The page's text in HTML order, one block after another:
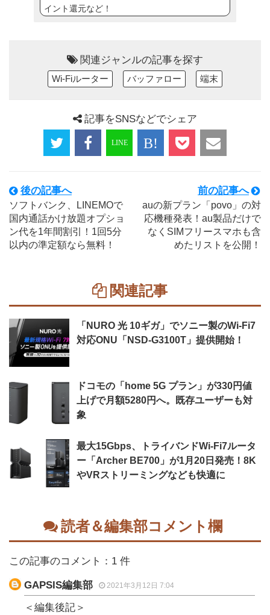
イント還元など！
関連ジャンルの記事を探す
Wi-Fiルーター バッファロー 端末
記事をSNSなどでシェア
後の記事へ
ソフトバンク、LINEMOで
国内通話かけ放題オプショ
ン代を1年間割引！1回5分
以内の準定額なら無料！
前の記事へ
auの新プラン「povo」の対
応機種発表！au製品だけで
なくSIMフリースマホも含
めたリストを公開！
関連記事
「NURO 光 10ギガ」でソニー製のWi-Fi7
対応ONU「NSD-G3100T」提供開始！
ドコモの「home 5G プラン」が330円値
上げで月額5280円へ。既存ユーザーも対
象
最大15Gbps、トライバンドWi-Fi7ルータ
ー「Archer BE700」が1月20日発売！8K
やVRストリーミングなども快適に
読者＆編集部コメント欄
この記事のコメント：1 件
GAPSIS編集部 2021年3月12日 7:04
＜編集後記＞